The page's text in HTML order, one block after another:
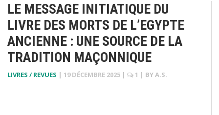
LE MESSAGE INITIATIQUE DU
LIVRE DES MORTS DE L’EGYPTE
ANCIENNE : UNE SOURCE DE LA
TRADITION MAÇONNIQUE
LIVRES / REVUES | 19 DÉCEMBRE 2025 | 1 | BYA.S.